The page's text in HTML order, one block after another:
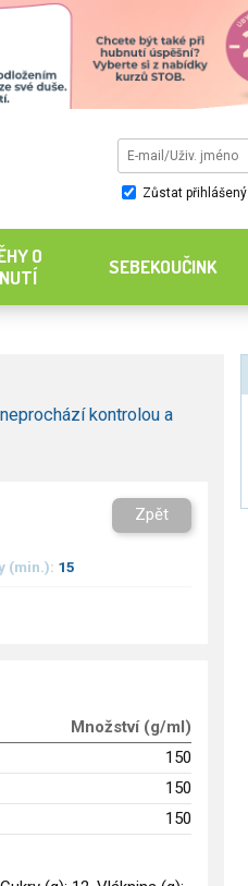
Zůstat přihlášený
O
SEBEKOUČINK
kontrolou a
Zpět
(min.): 15
Množství (g/ml)
150
150
150